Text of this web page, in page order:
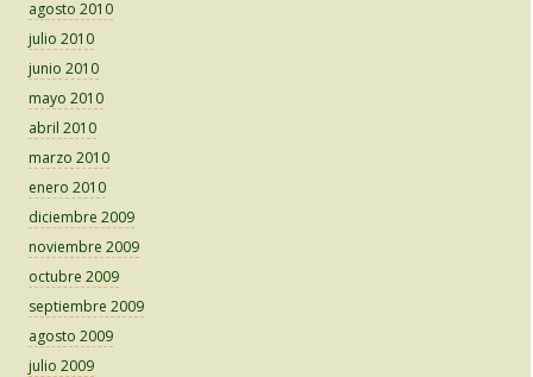
agosto 2010
julio 2010
junio 2010
mayo 2010
abril 2010
marzo 2010
enero 2010
diciembre 2009
noviembre 2009
octubre 2009
septiembre 2009
agosto 2009
julio 2009